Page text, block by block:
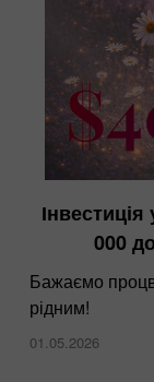
000
Бажаємо
рідним!
01.05.2026